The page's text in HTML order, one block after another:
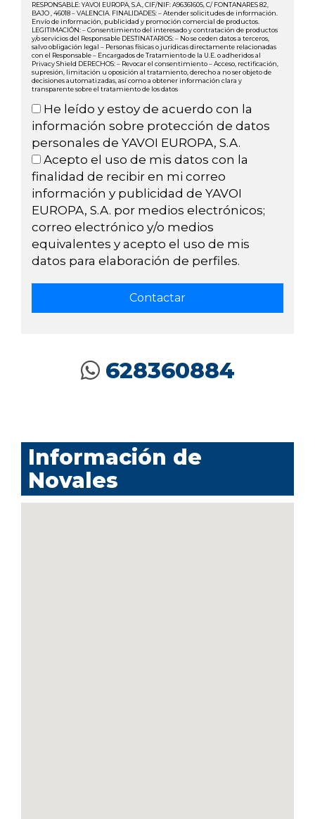
RESPONSABLE: YAVOI EUROPA, S.A., CIF/NIF: A96361605, C/ FONTANARES 82,
BAJO , 46018 – VALENCIA. FINALIDADES: – Atender solicitudes de información.
Envío de información, publicidad y promoción comercial de productos.
LEGITIMACIÓN: – Consentimiento del interesado y contratación de productos
y/o servicios del Responsable DESTINATARIOS: – No se ceden datos a terceros,
salvo obligación legal – Personas físicas o jurídicas directamente relacionadas
con el Responsable – Encargados de Tratamiento de la U.E. o adheridos al
Privacy Shield DERECHOS: – Revocar el consentimiento – Acceso, rectificación,
supresión, limitación u oposición al tratamiento, derecho a no ser objeto de
decisiones automatizadas, así como a obtener información clara y
transparente sobre el tratamiento de los datos
He leído y estoy de acuerdo con la
información sobre protección de datos
personales de YAVOI EUROPA, S.A.
Acepto el uso de mis datos con la
finalidad de recibir en mi correo
información y publicidad de YAVOI
EUROPA, S.A. por medios electrónicos;
correo electrónico y/o medios
equivalentes y acepto el uso de mis
datos para elaboración de perfiles.
628360884
Información de
Novales